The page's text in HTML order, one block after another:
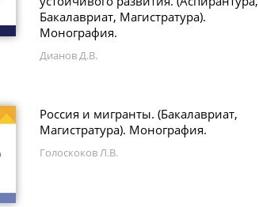
Бакалавриат, Магистратура).
Монография.
Дианов Д.В.
Россия и мигранты. (Бакалавриат,
Магистратура). Монография.
Голоскоков Л.В.